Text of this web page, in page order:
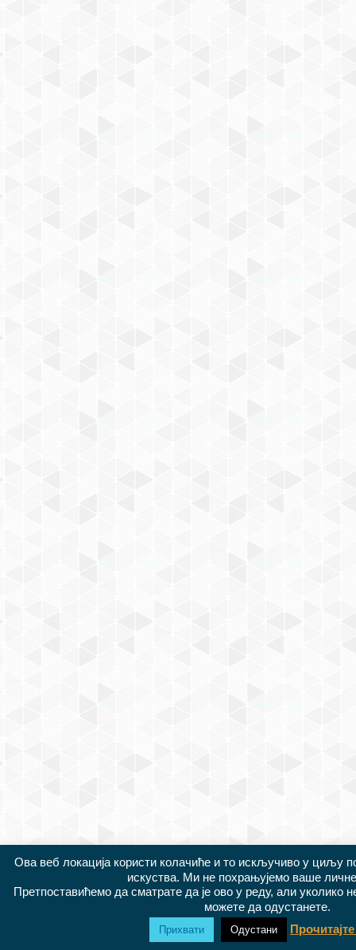
Ова веб локација користи колачиће и то искључиво у циљу
искуства. Ми не похрањујемо ваше
Претпоставићемо да сматрате да је ово у реду, али уколико
можете да одустанете.
Прихвати Одустани